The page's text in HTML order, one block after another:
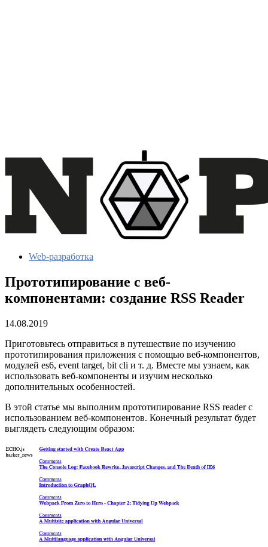
Web-разработка
Прототипирование с веб-
компонентами: создание RSS Reader
14.08.2019
Приготовьтесь отправиться в путешествие по изучению
прототипирования приложения с помощью веб-компонентов,
модулей es6, event target, bit cli и т. д. Вместе мы узнаем, как
использовать веб-компоненты и изучим несколько
дополнительных особенностей.
В этой статье мы выполним прототипирование RSS reader с
использованием веб-компонентов. Конечный результат будет
выглядеть следующим образом: